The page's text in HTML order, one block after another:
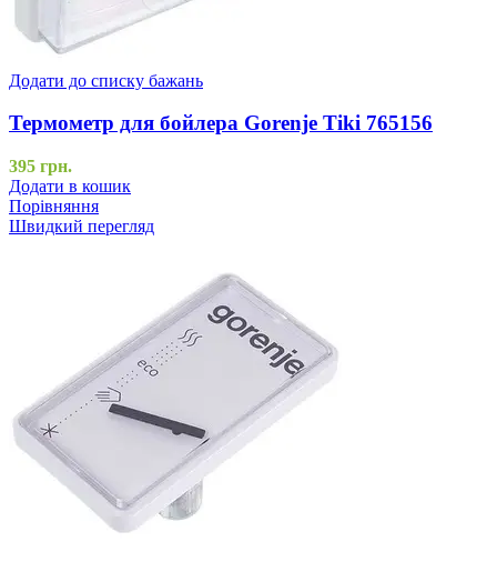
Додати до списку бажань
Термометр для бойлера Gorenje Tiki 765156
395 грн.
Додати в кошик
Порівняння
Швидкий перегляд